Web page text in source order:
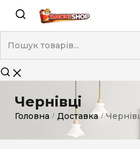
Чернівці
Головна / Доставка /